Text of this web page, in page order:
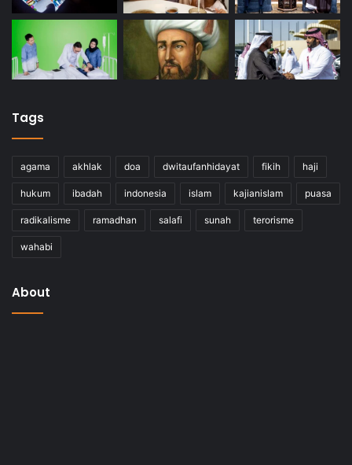
Tags
agama akhlak doa dwitaufanhidayat fikih haji
hukum ibadah indonesia islam kajianislam puasa
radikalisme ramadhan salafi sunah terorisme
wahabi
About